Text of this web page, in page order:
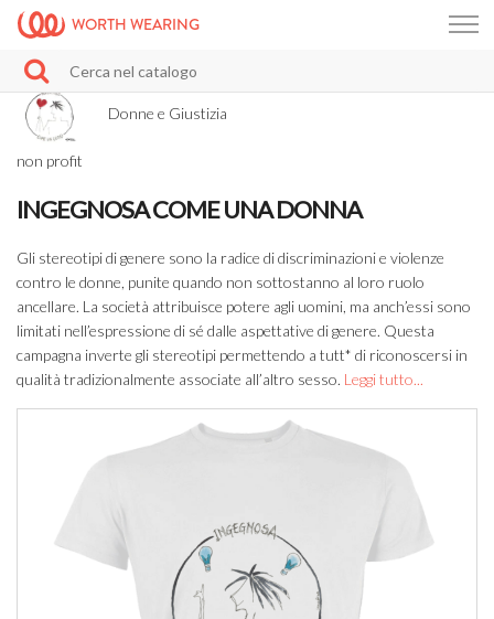
WORTH WEARING
Donne e Giustizia
non profit
INGEGNOSA COME UNA DONNA
Gli stereotipi di genere sono la radice di discriminazioni e violenze
contro le donne, punite quando non sottostanno al loro ruolo
ancellare. La società attribuisce potere agli uomini, ma anch’essi sono
limitati nell’espressione di sé dalle aspettative di genere. Questa
campagna inverte gli stereotipi permettendo a tutt* di riconoscersi in
qualità tradizionalmente associate all’altro sesso. Leggi tutto...